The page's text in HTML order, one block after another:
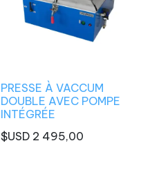
PRESSE À VACCUM
DOUBLE AVEC POMPE
INTÉGRÉE
$USD 2 495,00